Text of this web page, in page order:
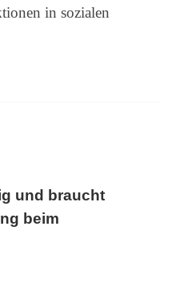
in sozialen
und braucht
beim